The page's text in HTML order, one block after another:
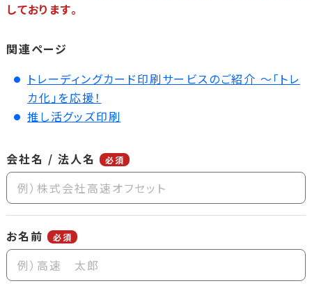
しております。
関連ページ
トレーディングカード印刷サービスのご紹介 ～「トレ
カ化」を応援！
推し活グッズ印刷
会社名 / 法人名 必須
お名前 必須